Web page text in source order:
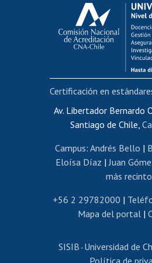
Postulación al
Cursos internos de
Bienestar del
Portal de
Certificado de
Certificado de renta
Editar páginas
Extranjeras/
Revalidación y
Postulación al Programa de
Cursos de
Av. Libertador Bernardo
Santiago de Chile,
Campus: Andrés Bello |
Eloísa Díaz |Juan
más
+56 2 29782000 |
Mapa del portal|
SISIB - Universidad de
Certificación en